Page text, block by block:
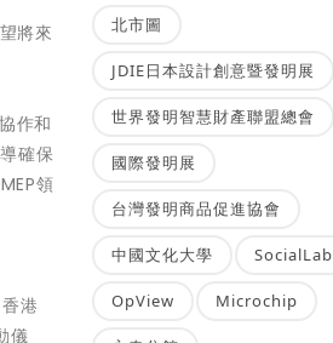
將來
作和
確保
領
港
儀
北市圖
JDIE日本設計創意暨發明展
世界發明智慧財產聯盟總會
國際發明展
台灣發明商品促進協會
中國文化大學 SocialLab
OpView Microchip